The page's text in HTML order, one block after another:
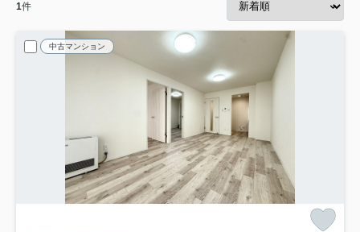
1件
中古マンション